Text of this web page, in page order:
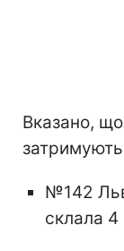
Вказано,
№142
склала 4